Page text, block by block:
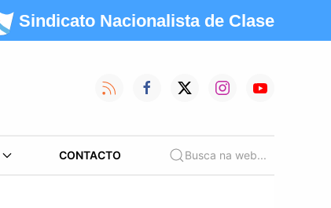
Sindicato Nacionalista de Clase
CONTACTO Busca na web...